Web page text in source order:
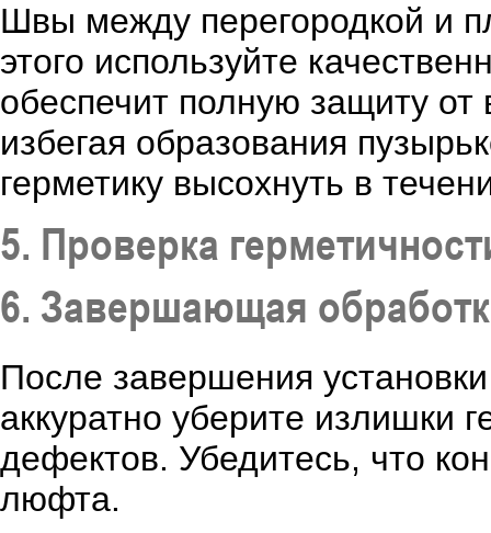
Швы между перегородкой и
этого используйте
обеспечит полную защиту
избегая образования
герметику высохнуть в
5. Проверка
6. Завершающая
После завершения
аккуратно уберите излишки
дефектов. Убедитесь, что
люфта.